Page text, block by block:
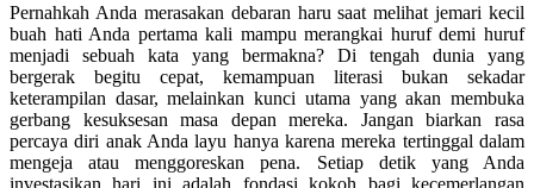
Pernahkah Anda merasakan debaran haru saat melihat jemari kecil
buah hati Anda pertama kali mampu merangkai huruf demi huruf
menjadi sebuah kata yang bermakna? Di tengah dunia yang
bergerak begitu cepat, kemampuan literasi bukan sekadar
keterampilan dasar, melainkan kunci utama yang akan membuka
gerbang kesuksesan masa depan mereka. Jangan biarkan rasa
percaya diri anak Anda layu hanya karena mereka tertinggal dalam
mengeja atau menggoreskan pena. Setiap detik yang Anda
investasikan hari ini adalah fondasi kokoh bagi kecemerlangan